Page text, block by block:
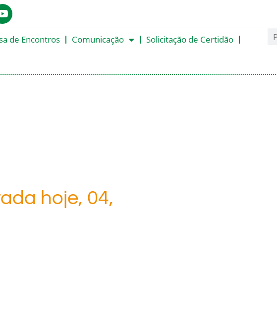
de Encontros Comunicação
Solicitação de Certidão
hoje, 04,